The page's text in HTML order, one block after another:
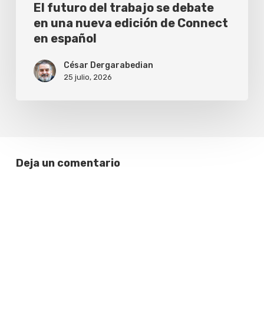
Connect
español
El futuro del trabajo se debate
en una nueva edición de Connect
en español
César Dergarabedian
25 julio, 2026
Deja un comentario